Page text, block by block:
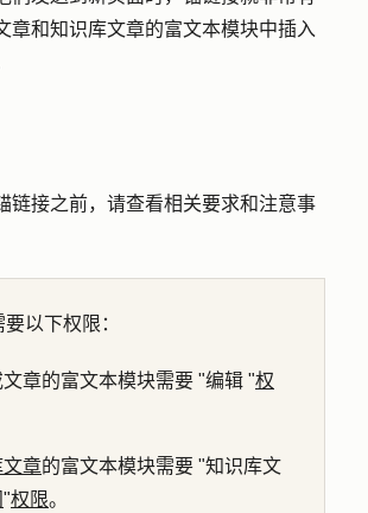
章和知识库文章的富文本模块中插入
链接之前，请查看相关要求和注意事
要以下权限：
文章的富文本模块需要 "编辑 "权
章的富文本模块需要 "知识库文
"权限。